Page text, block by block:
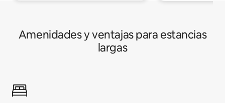
Amenidades y ventajas para estancias
largas